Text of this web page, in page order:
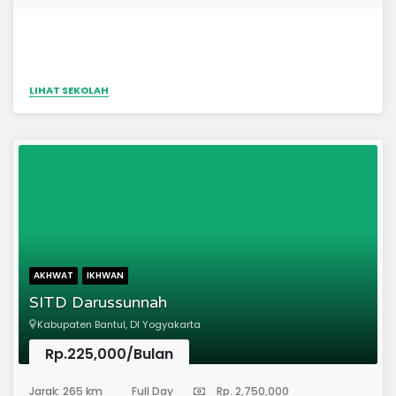
LIHAT SEKOLAH
AKHWAT IKHWAN
SITD Darussunnah
Kabupaten Bantul, DI Yogyakarta
Rp.225,000/Bulan
Jarak: 265 km Full Day Rp. 2,750,000